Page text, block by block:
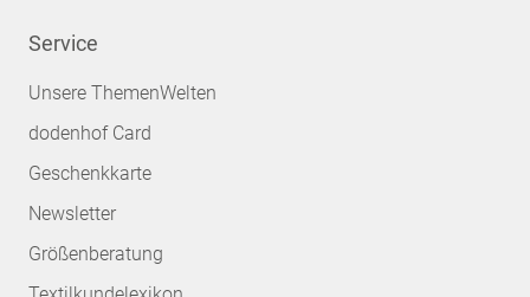
Service
Unsere ThemenWelten
dodenhof Card
Geschenkkarte
Newsletter
Größenberatung